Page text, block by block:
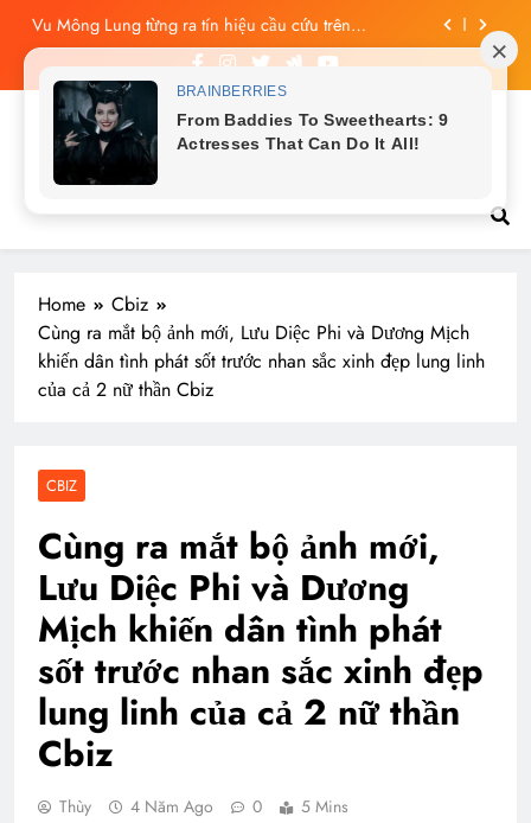
Skip
content
Công bố tin nhắn cuối cùng của Vu Mông Lung, vừa
đau xót vừa phẫn nộ
Vu Mông Lung báo cáo khám nghiệm bị “rò rỉ” dư
luận sục sôi và đặt nhiều câu hỏi
Vu Mông Lung mất ngày ‘Huyết Nguyệt’, nghi Uông
Du Cầm ‘hại’, bằng chứng bị lộ!
Vu Mông Lung từng ra tín hiệu cầu cứu trên
livestream, mẹ đến công ty quậy?
Tin tức nóng hổi
Home
Cbiz
Cùng ra mắt bộ ảnh mới, Lưu Diệc Phi và Dương Mịch
khiến dân tình phát sốt trước nhan sắc xinh đẹp lung linh
của cả 2 nữ thần Cbiz
CBIZ
Cùng ra mắt bộ ảnh mới,
Lưu Diệc Phi và Dương
Mịch khiến dân tình phát
sốt trước nhan sắc xinh đẹp
lung linh của cả 2 nữ thần
Cbiz
Thùy 4 Năm Ago 0 5 Mins